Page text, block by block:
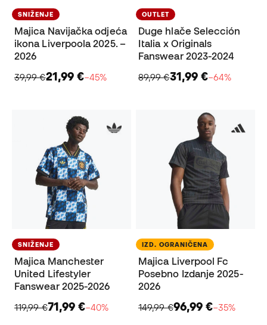
SNIŽENJE
Majica Navijačka odjeća
ikona Liverpoola 2025. –
2026
39,99 €21,99 €−45%
OUTLET
Duge hlače Selección
Italia x Originals
Fanswear 2023-2024
89,99 €31,99 €−64%
SNIŽENJE
Majica Manchester
United Lifestyler
Fanswear 2025-2026
119,99 €71,99 €−40%
IZD. OGRANIČENA
Majica Liverpool Fc
Posebno Izdanje 2025-
2026
149,99 €96,99 €−35%